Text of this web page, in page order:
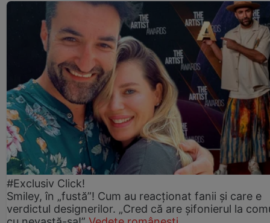
#Exclusiv Click!
Smiley, în „fustă”! Cum au reacționat fanii și care e
verdictul designerilor. „Cred că are șifonierul la